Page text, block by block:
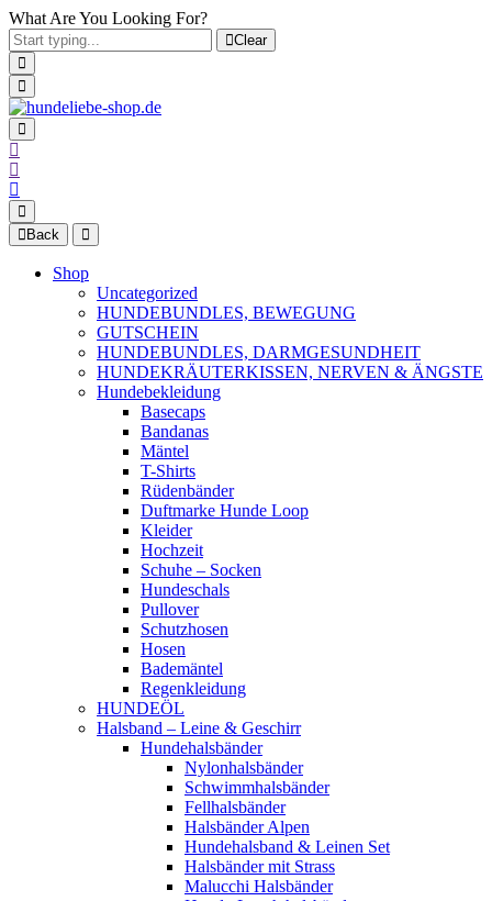
What Are You Looking For?
Clear
Back
Shop
Uncategorized
HUNDEBUNDLES, BEWEGUNG
GUTSCHEIN
HUNDEBUNDLES, DARMGESUNDHEIT
HUNDEKRÄUTERKISSEN, NERVEN & ÄNGSTE
Hundebekleidung
Basecaps
Bandanas
Mäntel
T-Shirts
Rüdenbänder
Duftmarke Hunde Loop
Kleider
Hochzeit
Schuhe – Socken
Hundeschals
Pullover
Schutzhosen
Hosen
Bademäntel
Regenkleidung
HUNDEÖL
Halsband – Leine & Geschirr
Hundehalsbänder
Nylonhalsbänder
Schwimmhalsbänder
Fellhalsbänder
Halsbänder Alpen
Hundehalsband & Leinen Set
Halsbänder mit Strass
Malucchi Halsbänder